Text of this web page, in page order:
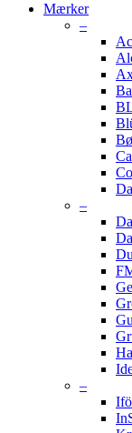
Mærker
–
–
–
Ifö